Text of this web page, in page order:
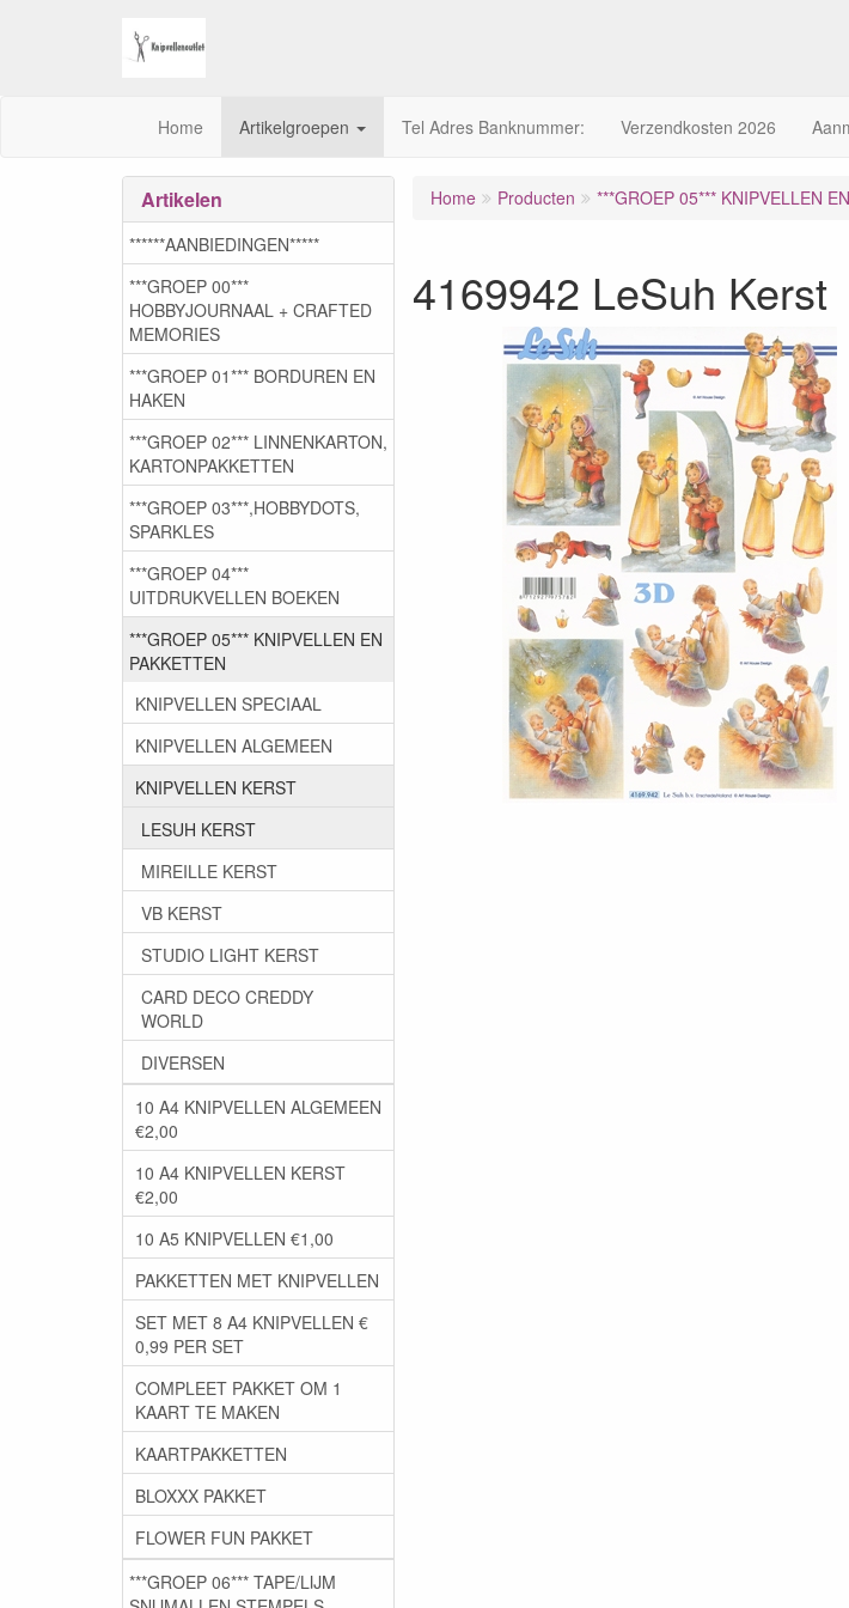
Home Artikelgroepen Tel Adres Banknummer: Verzendkosten 2026
Home Producten ***GROEP 05*** KNIPVELLEN
4169942 LeSuh Kerst
Artikelen
******AANBIEDINGEN*****
***GROEP 00***
HOBBYJOURNAAL + CRAFTED
MEMORIES
***GROEP 01*** BORDUREN EN
HAKEN
***GROEP 02*** LINNENKARTON,
KARTONPAKKETTEN
***GROEP 03***,HOBBYDOTS,
SPARKLES
***GROEP 04***
UITDRUKVELLEN BOEKEN
***GROEP 05*** KNIPVELLEN EN
PAKKETTEN
KNIPVELLEN SPECIAAL
KNIPVELLEN ALGEMEEN
KNIPVELLEN KERST
LESUH KERST
MIREILLE KERST
VB KERST
STUDIO LIGHT KERST
CARD DECO CREDDY
WORLD
DIVERSEN
10 A4 KNIPVELLEN ALGEMEEN
€2,00
10 A4 KNIPVELLEN KERST
€2,00
10 A5 KNIPVELLEN €1,00
PAKKETTEN MET KNIPVELLEN
SET MET 8 A4 KNIPVELLEN €
0,99 PER SET
COMPLEET PAKKET OM 1
KAART TE MAKEN
KAARTPAKKETTEN
BLOXXX PAKKET
FLOWER FUN PAKKET
***GROEP 06*** TAPE/LIJM